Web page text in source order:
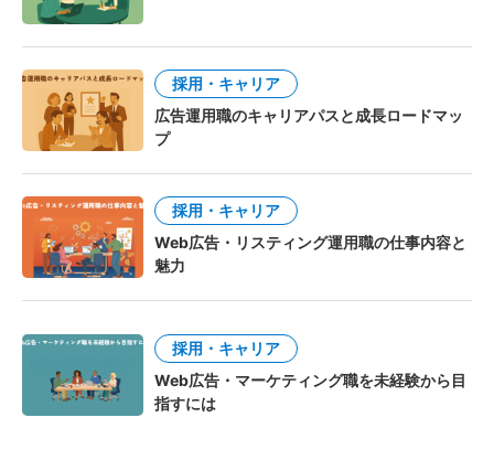
採用・キャリア
広告運用職のキャリアパスと成長ロードマッ
プ
採用・キャリア
Web広告・リスティング運用職の仕事内容と
魅力
採用・キャリア
Web広告・マーケティング職を未経験から目
指すには